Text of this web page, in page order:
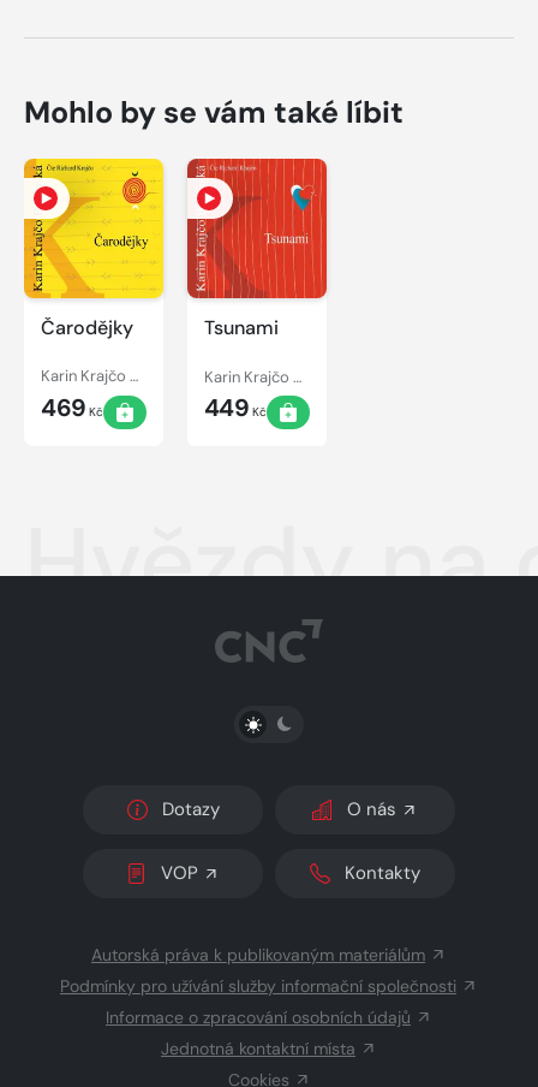
Mohlo by se vám také líbit
Čarodějky
Karin Krajčo Babinská
469 Kč
Tsunami
Karin Krajčo Babinská
449 Kč
Hvězdy na
PŘEPNOUT SVĚTLÝ/TMAVÝ REŽIM
Dotazy O nás
VOP Kontakty
Autorská práva k publikovaným materiálům
Podmínky pro užívání služby informační společnosti
Informace o zpracování osobních údajů
Jednotná kontaktní místa
Cookies